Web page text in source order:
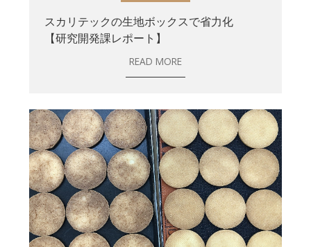
スカリテックの生地ボックスで省力化
【研究開発課レポート】
READ MORE